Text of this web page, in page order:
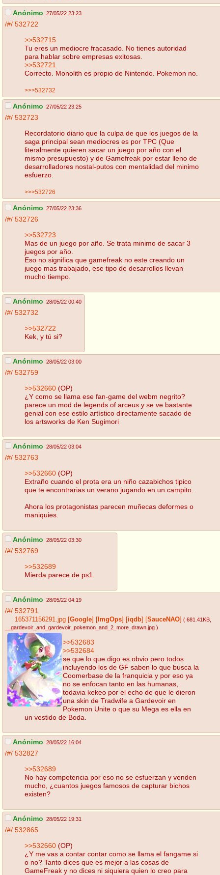
Anónimo 27/05/22 23:23
/#/ 532722
>>532715
Tu eres un mediocre fracasado. No tienes autoridad
para hablar sobre empresas exitosas.
>>532721
Correcto. Monolith es propio de Nintendo. Pokemon no.
>>>532732
Anónimo 27/05/22 23:25
/#/ 532723
Recordatorio diario que la culpa de que los juegos de la
saga principal sean mediocres es por TPC (Que
literalmente quieren sacar un juego por año con el
mismo presupuesto) y de Gamefreak por estar lleno de
desarrolladores nostal-putos con mentalidad del minimo
esfuerzo.
>>>532726
Anónimo 27/05/22 23:36
/#/ 532726
>>532723
Mas de un juego por año. Se trata minimo de sacar 3
juegos por año.
Eso no significa que gamefreak no este creando un
juego mas trabajado, ese tipo de desarrollos llevan
mucho tiempo.
Anónimo 28/05/22 00:40
/#/ 532732
>>532722
Kek, y tú si?
Anónimo 28/05/22 03:00
/#/ 532759
>>532660 (OP)
¿Y como se llama ese fan-game del webm negrito?
parece un mod de legends of arceus y se ve bastante
genial con ese estilo artístico directamente sacado de
los artsworks de Ken Sugimori
Anónimo 28/05/22 03:04
/#/ 532763
>>532660 (OP)
Extraño cuando el prota era un niño cazabichos tipico
que te encontrarias un verano jugando en un campito.
Ahora los protagonistas parecen muñecas deformes o
maniquies.
Anónimo 28/05/22 03:30
/#/ 532769
>>532689
Mierda parece de ps1.
Anónimo 28/05/22 04:19
/#/ 532791
165371156291.jpg Google ImgOps iqdb SauceNAO ( 681.41KB
__gardevoir_and_gardevoir_pokemon_and_2_more_drawn.jpg )
>>532683
>>532684
se que lo que digo es obvio pero todos
incluyendo los de GF saben lo que busca la
Coomerbase de la franquicia y por eso ya
no se enfocan tanto en las humanas,
todavia kekeo por el echo de que le dieron
una skin de Tradwife a Gardevoir en
Pokemon Unite o que su Mega es ella en
un vestido de Boda.
Anónimo 28/05/22 16:04
/#/ 532827
>>532689
No hay competencia por eso no se esfuerzan y venden
mucho, ¿cuantos juegos famosos de capturar bichos
existen?
Anónimo 28/05/22 19:31
/#/ 532865
>>532660 (OP)
¿Y me vas a contar contar como se llama el fangame si
o no? Tanto dices que es mejor a las cosas de
GameFreak y no dices ni siquiera quien lo creo para